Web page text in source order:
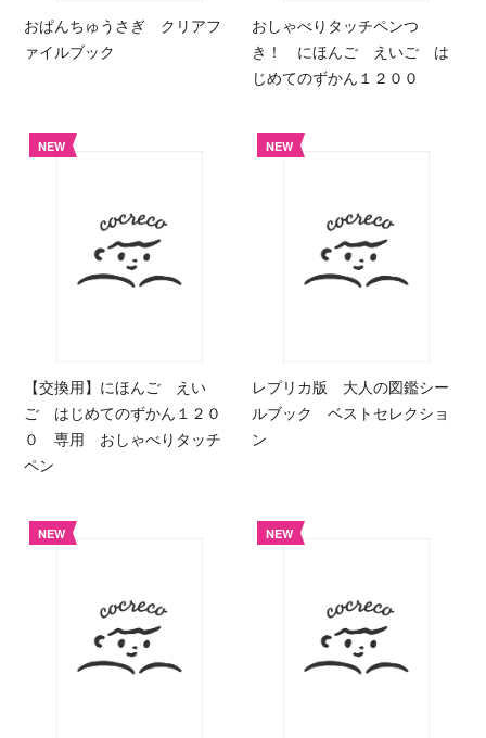
おぱんちゅうさぎ クリアフ
ァイルブック
おしゃべりタッチペンつ
き！ にほんご えいご は
じめてのずかん１２００
NEW
【交換用】にほんご えい
ご はじめてのずかん１２０
０ 専用 おしゃべりタッチ
ペン
NEW
レプリカ版 大人の図鑑シー
ルブック ベストセレクショ
ン
NEW NEW